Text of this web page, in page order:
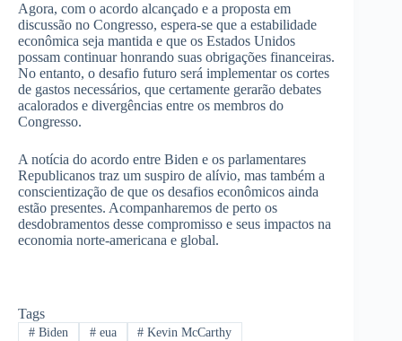
Agora, com o acordo alcançado e a proposta em
discussão no Congresso, espera-se que a estabilidade
econômica seja mantida e que os Estados Unidos
possam continuar honrando suas obrigações financeiras.
No entanto, o desafio futuro será implementar os cortes
de gastos necessários, que certamente gerarão debates
acalorados e divergências entre os membros do
Congresso.
A notícia do acordo entre Biden e os parlamentares
Republicanos traz um suspiro de alívio, mas também a
conscientização de que os desafios econômicos ainda
estão presentes. Acompanharemos de perto os
desdobramentos desse compromisso e seus impactos na
economia norte-americana e global.
Tags
#Biden #eua # Kevin McCarthy